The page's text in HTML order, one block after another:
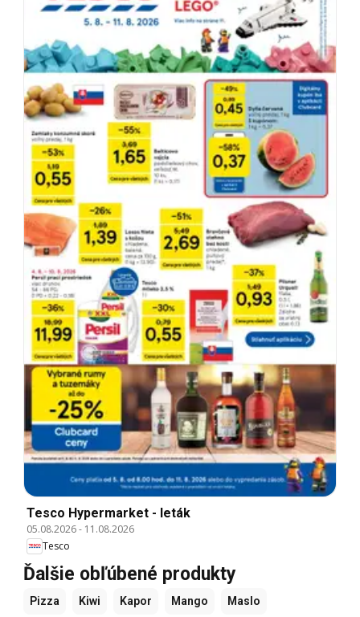
Tesco Hypermarket - leták
05.08.2026- 11.08.2026
Tesco
Ďalšie obľúbené produkty
Pizza Kiwi Kapor Mango Maslo